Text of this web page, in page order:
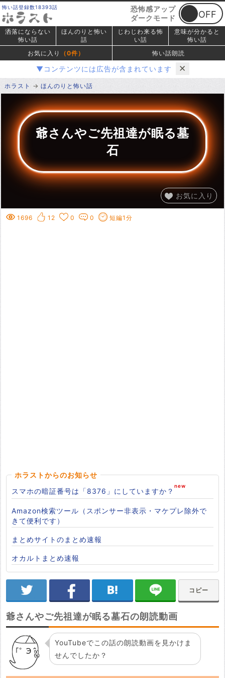
怖い話登録数18393話
恐怖感アップ
ダークモード
洒落にならない
怖い話
ほんのりと怖い
話
じわじわ来る怖
い話
意味が分かると
怖い話
お気に入り
（0件） 怖い話朗読
▼コンテンツには広告が含まれています ✕
ホラスト ほんのりと怖い話
爺さんやご先祖達が眠る墓
石
お気に入り
1696 12 0 0 短編1分
ホラストからのお知らせ
スマホの暗証番号は「8376」にしていますか？
Amazon検索ツール（スポンサー非表示・マケプレ除外で
きて便利です）
まとめサイトのまとめ速報
オカルトまとめ速報
コピー
爺さんやご先祖達が眠る墓石の朗読動画
YouTubeでこの話の朗読動画を見かけま
せんでしたか？